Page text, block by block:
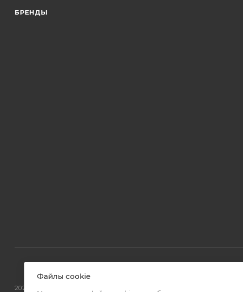
БРЕНДЫ
2026 © Аспро: Максимум - интернет-магазин
Файлы cookie